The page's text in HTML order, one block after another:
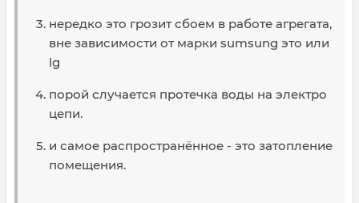
нередко это грозит сбоем в работе агрегата,
вне зависимости от марки sumsung это или
lg
порой случается протечка воды на электро
цепи.
и самое распространённое - это затопление
помещения.